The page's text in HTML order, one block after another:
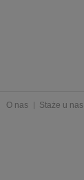
O nas Staże u nas